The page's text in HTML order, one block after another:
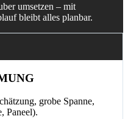
umsetzen – mit
bleibt alles planbar.
grobe Spanne,
Paneel).